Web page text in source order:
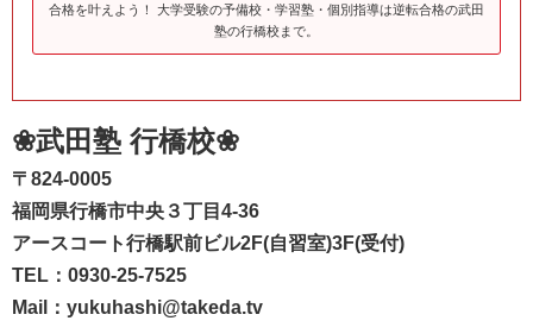
合格を叶えよう！ 大学受験の予備校・学習塾・個別指導は逆転合格の武田
塾の行橋校まで。
❀武田塾 行橋校❀
〒824-0005
福岡県行橋市中央３丁目4-36
アースコート行橋駅前ビル2F(自習室)3F(受付)
TEL：0930-25-7525
Mail：yukuhashi@takeda.tv